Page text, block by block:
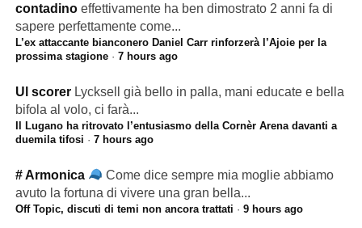
contadino effettivamente ha ben dimostrato 2 anni fa di
sapere perfettamente come...
L’ex attaccante bianconero Daniel Carr rinforzerà l’Ajoie per la
prossima stagione· 7 hours ago
Ul scorer Lycksell già bello in palla, mani educate e bella
bifola al volo, ci farà...
Il Lugano ha ritrovato l’entusiasmo della Cornèr Arena davanti a
duemila tifosi · 7 hours ago
# Armonica
Come dice sempre mia moglie abbiamo
avuto la fortuna di vivere una gran bella...
Off Topic, discuti di temi non ancora trattati · 9 hours ago